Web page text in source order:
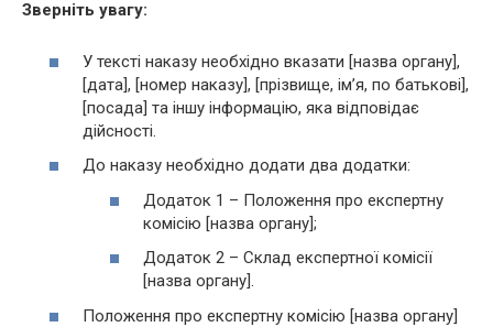
Зверніть увагу:
У тексті наказу необхідно вказати [назва органу],
[дата], [номер наказу], [прізвище, ім’я, по батькові],
[посада] та іншу інформацію, яка відповідає
дійсності.
До наказу необхідно додати два додатки:
Додаток 1 – Положення про експертну
комісію [назва органу];
Додаток 2 – Склад експертної комісії
[назва органу].
Положення про експертну комісію [назва органу]